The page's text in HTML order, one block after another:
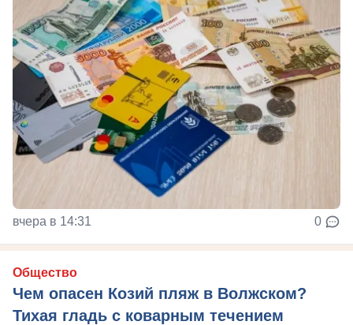
вчера в 14:31 0
Общество
Чем опасен Козий пляж в Волжском?
Тихая гладь с коварным течением